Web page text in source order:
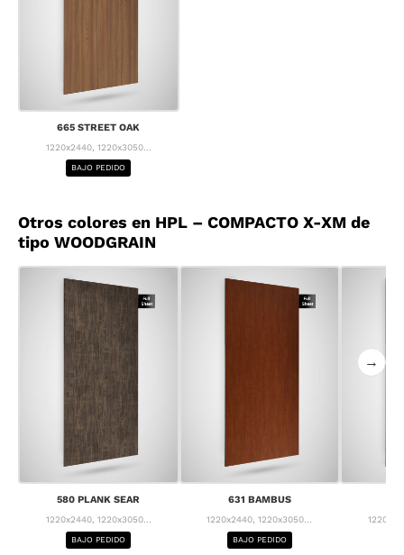
665 STREET OAK
1220x2440, 1220x3050...
BAJO PEDIDO
Otros colores en HPL – COMPACTO X-XM de
tipo WOODGRAIN
580 PLANK SEAR
1220x2440, 1220x3050...
BAJO PEDIDO
631 BAMBUS
1220x2440, 1220x3050...
BAJO PEDIDO
→